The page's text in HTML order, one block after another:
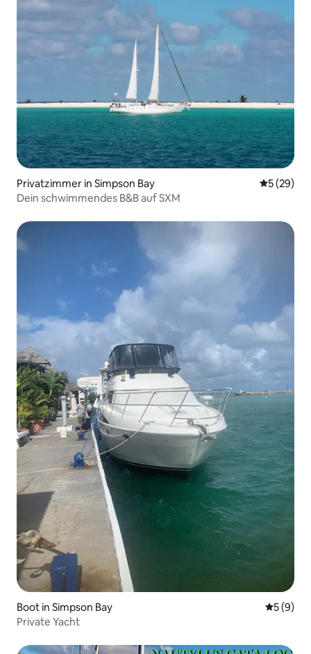
Privatzimmer in Simpson Bay
5 (29)
Dein schwimmendes B&B auf SXM
Boot in Simpson Bay
5 (9)
Private Yacht